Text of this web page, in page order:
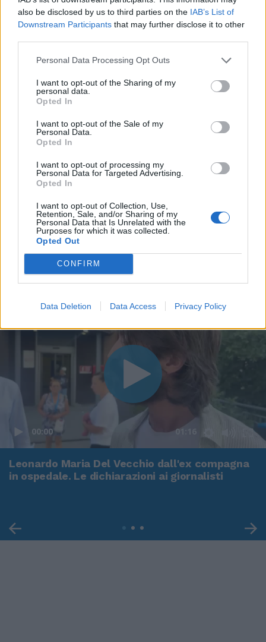
also be disclosed by us to third parties on the IAB’s List of
Downstream Participants that may further disclose it to other
Personal Data Processing Opt Outs
I want to opt-out of the Sharing of my
personal data.
Opted In
I want to opt-out of the Sale of my
Personal Data.
Opted In
I want to opt-out of processing my
Personal Data for Targeted Advertising.
Opted In
I want to opt-out of Collection, Use,
Retention, Sale, and/or Sharing of my
Personal Data that Is Unrelated with the
Purposes for which it was collected.
Opted Out
CONFIRM
Data Deletion Data Access Privacy Policy
00:00 01:16
Leonardo Maria Del Vecchio dall'ex compagna
in ospedale. Le dichiarazioni ai giornalisti